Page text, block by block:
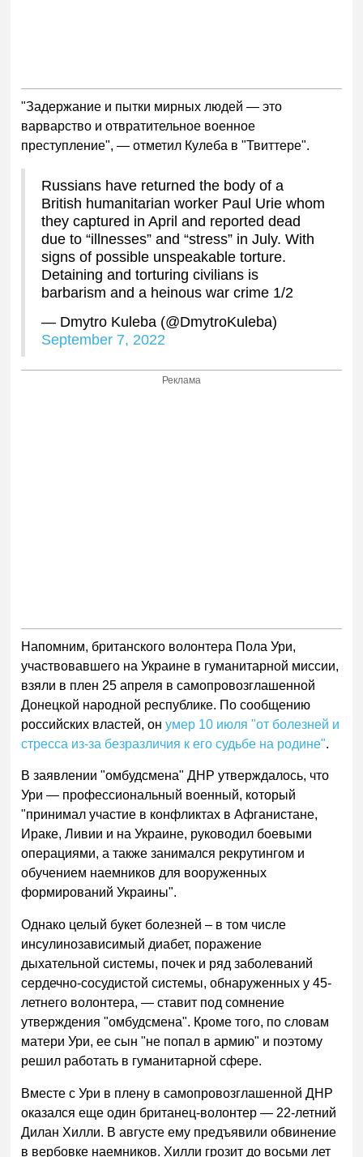
"Задержание и пытки мирных людей — это
варварство и отвратительное военное
преступление", — отметил Кулеба в "Твиттере".
Russians have returned the body of a
British humanitarian worker Paul Urie whom
they captured in April and reported dead
due to “illnesses” and “stress” in July. With
signs of possible unspeakable torture.
Detaining and torturing civilians is
barbarism and a heinous war crime 1/2
— Dmytro Kuleba (@DmytroKuleba)
September 7, 2022
Реклама
Напомним, британского волонтера Пола Ури,
участвовавшего на Украине в гуманитарной миссии,
взяли в плен 25 апреля в самопровозглашенной
Донецкой народной республике. По сообщению
российских властей, онумер 10 июля "от болезней и
стресса из-за безразличия к его судьбе на родине".
В заявлении "омбудсмена" ДНР утверждалось, что
Ури — профессиональный военный, который
"принимал участие в конфликтах в Афганистане,
Ираке, Ливии и на Украине, руководил боевыми
операциями, а также занимался рекрутингом и
обучением наемников для вооруженных
формирований Украины".
Однако целый букет болезней – в том числе
инсулинозависимый диабет, поражение
дыхательной системы, почек и ряд заболеваний
сердечно-сосудистой системы, обнаруженных у 45-
летнего волонтера, — ставит под сомнение
утверждения "омбудсмена". Кроме того, по словам
матери Ури, ее сын "не попал в армию" и поэтому
решил работать в гуманитарной сфере.
Вместе с Ури в плену в самопровозглашенной ДНР
оказался еще один британец-волонтер — 22-летний
Дилан Хилли. В августе ему предъявили обвинение
в вербовке наемников. Хилли грозит до восьми лет